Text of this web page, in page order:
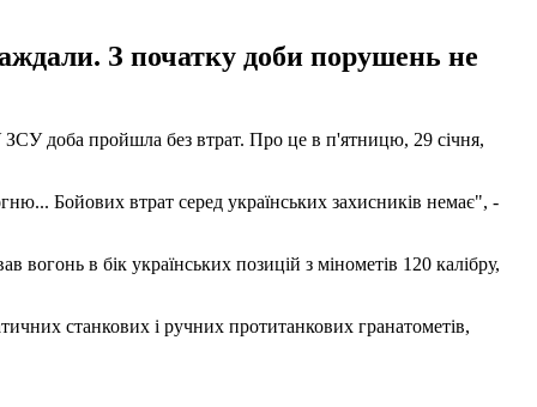
З початку доби порушень не
доба пройшла без втрат. Про це в п'ятницю, 29 січня,
Бойових втрат серед українських захисників немає", -
в бік українських позицій з мінометів 120 калібру,
станкових і ручних протитанкових гранатометів,